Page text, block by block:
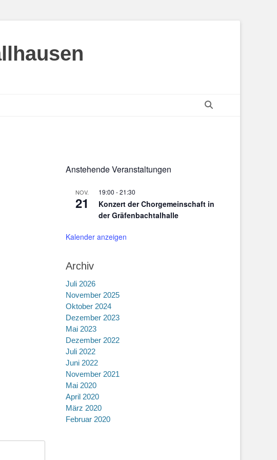
Anstehende Veranstaltungen
NOV.
21
19:00 -21:30
Konzert der Chorgemeinschaft in
der Gräfenbachtalhalle
Kalender anzeigen
Archiv
Juli 2026
November 2025
Oktober 2024
Dezember 2023
Mai 2023
Dezember 2022
Juli 2022
Juni 2022
November 2021
Mai 2020
April 2020
März 2020
Februar 2020